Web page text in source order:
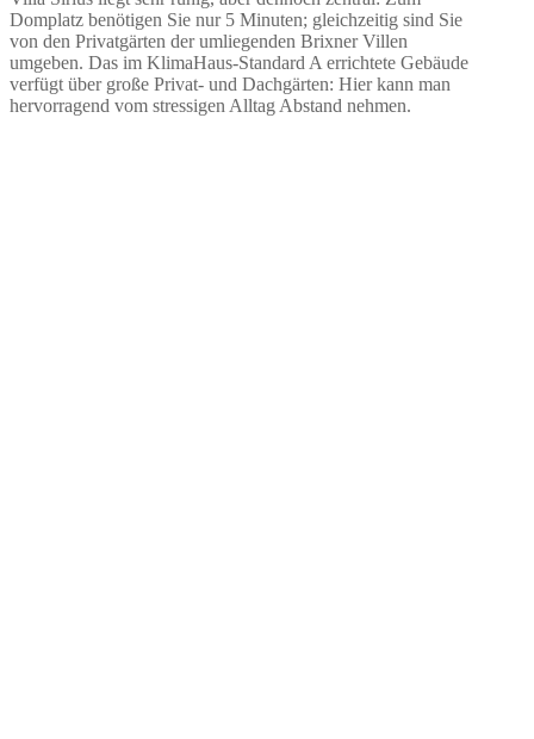
Domplatz benötigen Sie nur 5 Minuten; gleichzeitig sind Sie
von den Privatgärten der umliegenden Brixner Villen
umgeben. Das im KlimaHaus-Standard A errichtete Gebäude
verfügt über große Privat- und Dachgärten: Hier kann man
hervorragend vom stressigen Alltag Abstand nehmen.